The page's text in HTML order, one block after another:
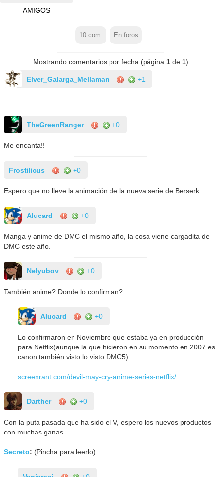
AMIGOS
10com. En foros
Mostrando comentarios por fecha (página 1de 1)
Elver_Galarga_Mellaman +1
TheGreenRanger +0
Me encanta!!
Frostilicus +0
Espero que no lleve la animación de la nueva serie de Berserk
AIucard +0
Manga y anime de DMC el mismo año, la cosa viene cargadita de
DMC este año.
Nelyubov +0
También anime? Donde lo confirman?
AIucard +0
Lo confirmaron en Noviembre que estaba ya en producción
para Netflix(aunque la que hicieron en su momento en 2007 es
canon también visto lo visto DMC5):
screenrant.com/devil-may-cry-anime-series-netflix/
Darther +0
Con la puta pasada que ha sido el V, espero los nuevos productos
con muchas ganas.
Secreto: (Pincha para leerlo)